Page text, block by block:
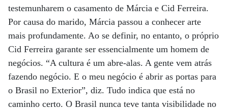
testemunharem o casamento de Márcia e Cid Ferreira.
Por causa do marido, Márcia passou a conhecer arte
mais profundamente. Ao se definir, no entanto, o próprio
Cid Ferreira garante ser essencialmente um homem de
negócios. “A cultura é um abre-alas. A gente vem atrás
fazendo negócio. E o meu negócio é abrir as portas para
o Brasil no Exterior”, diz. Tudo indica que está no
caminho certo. O Brasil nunca teve tanta visibilidade no